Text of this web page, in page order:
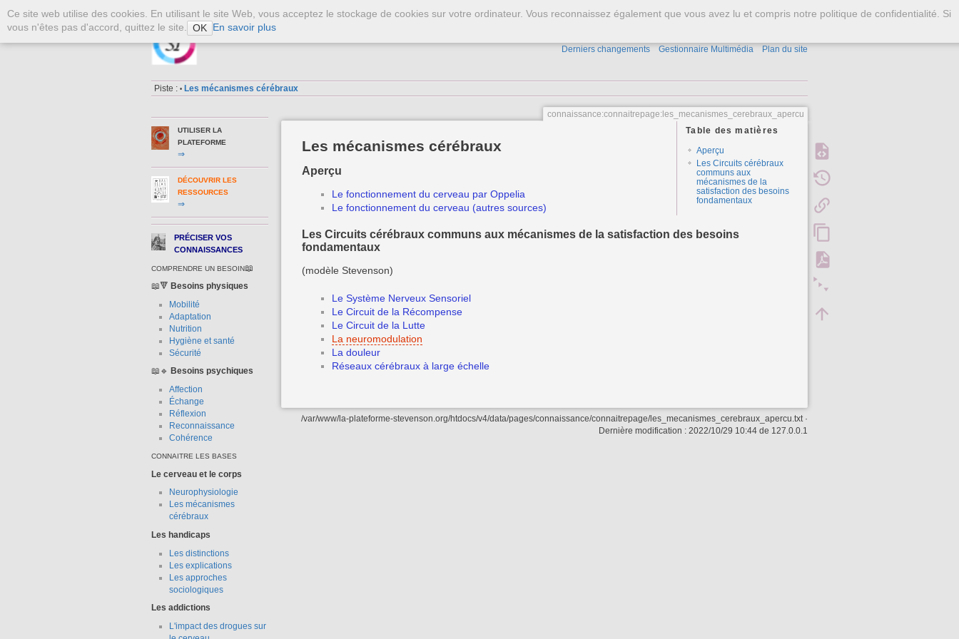
La Plateforme Stevenson
S'identifier
Derniers changements Gestionnaire Multimédia Plan du site
Piste : • Les mécanismes cérébraux
UTILISER LA
PLATEFORME
⇒
DÉCOUVRIR LES
RESSOURCES
⇒
PRÉCISER VOS
CONNAISSANCES
COMPRENDRE UN BESOIN📖
📖🔻 Besoins physiques
Mobilité
Adaptation
Nutrition
Hygiène et santé
Sécurité
📖🔹 Besoins psychiques
Affection
Échange
Réflexion
Reconnaissance
Cohérence
CONNAITRE LES BASES
Le cerveau et le corps
Neurophysiologie
Les mécanismes
cérébraux
Les handicaps
Les distinctions
Les explications
Les approches
sociologiques
Les addictions
L'impact des drogues sur
connaissance:connaitrepage:les_mecanismes_cerebraux_apercu
Table des matières
Aperçu
Les Circuits cérébraux
communs aux
mécanismes de la
satisfaction des besoins
fondamentaux
Les mécanismes cérébraux
Aperçu
Le fonctionnement du cerveau par Oppelia
Le fonctionnement du cerveau (autres sources)
Les Circuits cérébraux communs aux mécanismes de la satisfaction des besoins
fondamentaux
(modèle Stevenson)
Le Système Nerveux Sensoriel
Le Circuit de la Récompense
Le Circuit de la Lutte
La neuromodulation
La douleur
Réseaux cérébraux à large échelle
Ce site web utilise des cookies. En utilisant le site Web, vous acceptez le stockage de cookies sur votre ordinateur. Vous reconnaissez également que vous avez lu et compris notre politique de confidentialité. Si
vous n'êtes pas d'accord, quittez le site.
OK En savoir plus
/var/www/la-plateforme-stevenson.org/htdocs/v4/data/pages/connaissance/connaitrepage/les_mecanismes_cerebraux_apercu.txt ·
Dernière modification : 2022/10/29 10:44 de 127.0.0.1